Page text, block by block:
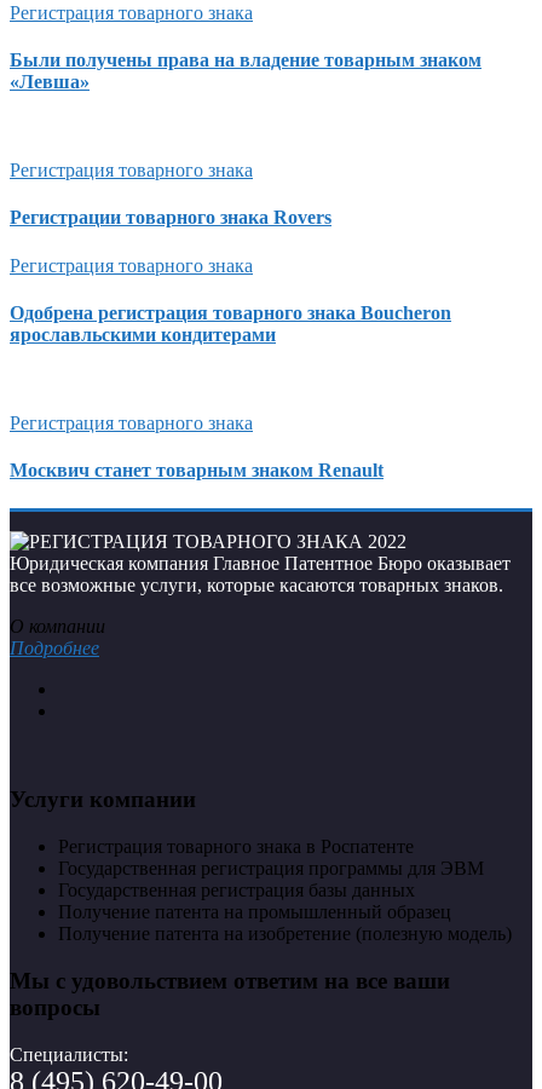
Регистрация товарного знака
Были получены права на владение товарным знаком
«Левша»
Регистрация товарного знака
Регистрации товарного знака Rovers
Регистрация товарного знака
Одобрена регистрация товарного знака Boucheron
ярославльскими кондитерами
Регистрация товарного знака
Москвич станет товарным знаком Renault
Юридическая компания Главное Патентное Бюро оказывает
все возможные услуги, которые касаются товарных знаков.
О компании
Подробнее
Услуги компании
Регистрация товарного знака в Роспатенте
Государственная регистрация программы для ЭВМ
Государственная регистрация базы данных
Получение патента на промышленный образец
Получение патента на изобретение (полезную модель)
Мы с удовольствием ответим на все ваши
вопросы
Специалисты:
8 (495) 620-49-00